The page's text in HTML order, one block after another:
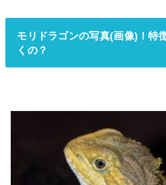
モリドラゴンの写真(画像)！特
くの？